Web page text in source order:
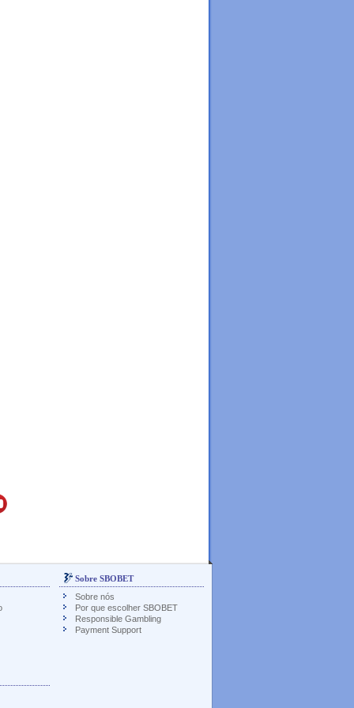
Sobre SBOBET
Sobre nós
Por que escolher SBOBET
Responsible Gambling
Payment Support